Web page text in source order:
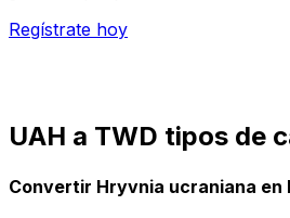
Regístrate hoy
UAH a TWD tipos de
Convertir Hryvnia ucraniana en